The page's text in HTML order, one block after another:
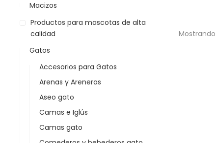
Macizos
Productos para mascotas de alta
calidad
Gatos
Accesorios para Gatos
Arenas y Areneras
Aseo gato
Camas e Iglús
Camas gato